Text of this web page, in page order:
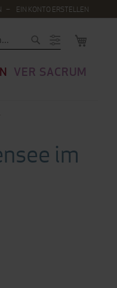
EIN KONTO ERSTELLEN
VER SACRUM
im